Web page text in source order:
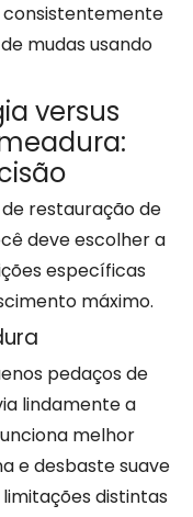
consistentemente
mudas usando
versus
restauração de
deve escolher a
específicas
máximo.
pedaços de
lindamente a
melhor
e desbaste suave
distintas